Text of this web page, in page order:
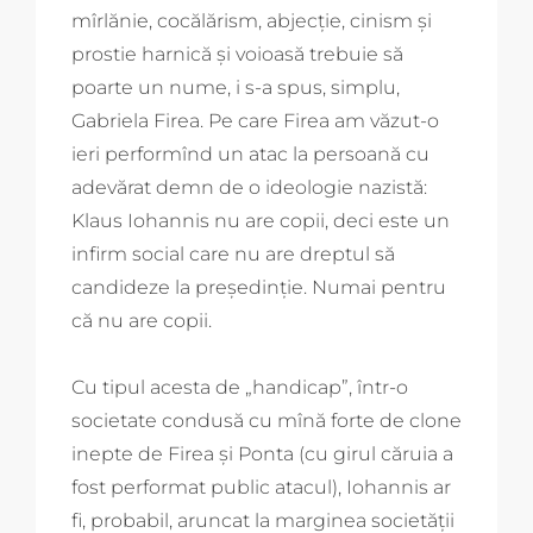
mîrlănie, cocălărism, abjecție, cinism și
prostie harnică și voioasă trebuie să
poarte un nume, i s-a spus, simplu,
Gabriela Firea. Pe care Firea am văzut-o
ieri performînd un atac la persoană cu
adevărat demn de o ideologie nazistă:
Klaus Iohannis nu are copii, deci este un
infirm social care nu are dreptul să
candideze la președinție. Numai pentru
că nu are copii.
Cu tipul acesta de „handicap”, într-o
societate condusă cu mînă forte de clone
inepte de Firea și Ponta (cu girul căruia a
fost performat public atacul), Iohannis ar
fi, probabil, aruncat la marginea societății